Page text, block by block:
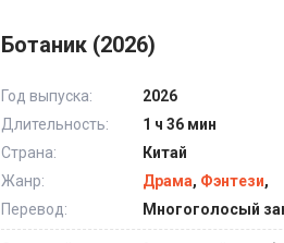
Ботаник (2026)
Год выпуска:
2026
Длительность:
1 ч 36 мин
Страна:
Китай
Жанр:
Драма, Фэнтези,
Перевод:
Многоголосый